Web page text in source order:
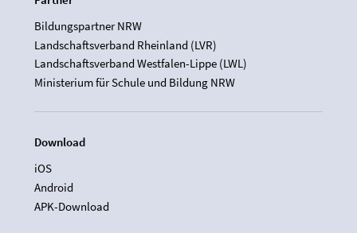
Bildungspartner NRW
Landschaftsverband Rheinland (LVR)
Landschaftsverband Westfalen-Lippe (LWL)
Ministerium für Schule und Bildung NRW
Download
iOS
Android
APK-Download